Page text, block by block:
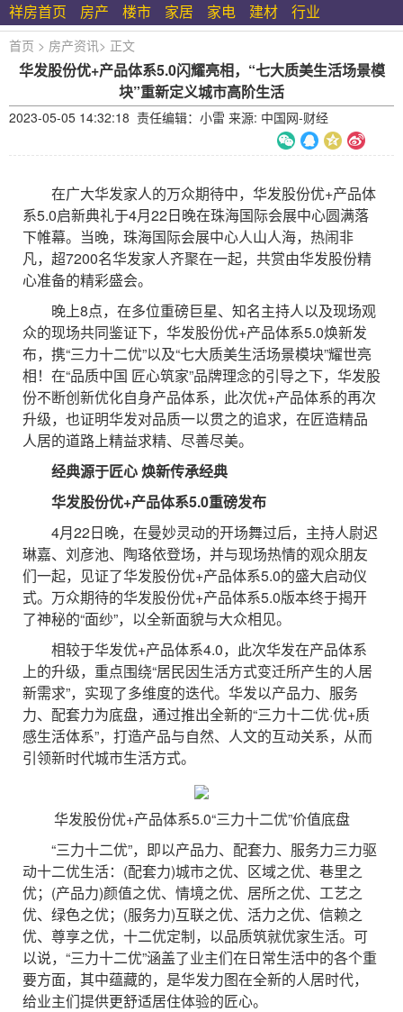
祥房首页 房产 楼市 家居 家电 建材 行业
首页 > 房产资讯> 正文
华发股份优+产品体系5.0闪耀亮相，“七大质美生活场景模
块”重新定义城市高阶生活
2023-05-05 14:32:18 责任编辑：小雷 来源: 中国网-财经
在广大华发家人的万众期待中，华发股份优+产品体
系5.0启新典礼于4月22日晚在珠海国际会展中心圆满落
下帷幕。当晚，珠海国际会展中心人山人海，热闹非
凡，超7200名华发家人齐聚在一起，共赏由华发股份精
心准备的精彩盛会。
晚上8点，在多位重磅巨星、知名主持人以及现场观
众的现场共同鉴证下，华发股份优+产品体系5.0焕新发
布，携“三力十二优”以及“七大质美生活场景模块”耀世亮
相！在“品质中国 匠心筑家”品牌理念的引导之下，华发股
份不断创新优化自身产品体系，此次优+产品体系的再次
升级，也证明华发对品质一以贯之的追求，在匠造精品
人居的道路上精益求精、尽善尽美。
经典源于匠心 焕新传承经典
华发股份优+产品体系5.0重磅发布
4月22日晚，在曼妙灵动的开场舞过后，主持人尉迟
琳嘉、刘彦池、陶珞依登场，并与现场热情的观众朋友
们一起，见证了华发股份优+产品体系5.0的盛大启动仪
式。万众期待的华发股份优+产品体系5.0版本终于揭开
了神秘的“面纱”，以全新面貌与大众相见。
相较于华发优+产品体系4.0，此次华发在产品体系
上的升级，重点围绕“居民因生活方式变迁所产生的人居
新需求”，实现了多维度的迭代。华发以产品力、服务
力、配套力为底盘，通过推出全新的“三力十二优·优+质
感生活体系”，打造产品与自然、人文的互动关系，从而
引领新时代城市生活方式。
华发股份优+产品体系5.0“三力十二优”价值底盘
“三力十二优”，即以产品力、配套力、服务力三力驱
动十二优生活：(配套力)城市之优、区域之优、巷里之
优；(产品力)颜值之优、情境之优、居所之优、工艺之
优、绿色之优；(服务力)互联之优、活力之优、信赖之
优、尊享之优，十二优定制，以品质筑就优家生活。可
以说，“三力十二优”涵盖了业主们在日常生活中的各个重
要方面，其中蕴藏的，是华发力图在全新的人居时代，
给业主们提供更舒适居住体验的匠心。